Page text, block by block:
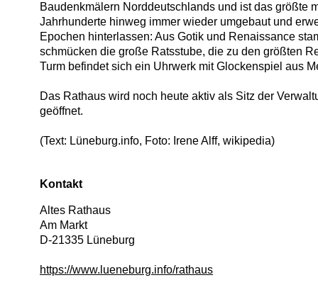
Baudenkmälern Norddeutschlands und ist das größte
Jahrhunderte hinweg immer wieder umgebaut und
Epochen hinterlassen: Aus Gotik und Renaissance
schmücken die große Ratsstube, die zu den größten
Turm befindet sich ein Uhrwerk mit Glockenspiel aus
Das Rathaus wird noch heute aktiv als Sitz der
geöffnet.
(Text: Lüneburg.info, Foto: Irene Alff, wikipedia)
Kontakt
Altes Rathaus
Am Markt
D-21335 Lüneburg
https://www.lueneburg.info/rathaus